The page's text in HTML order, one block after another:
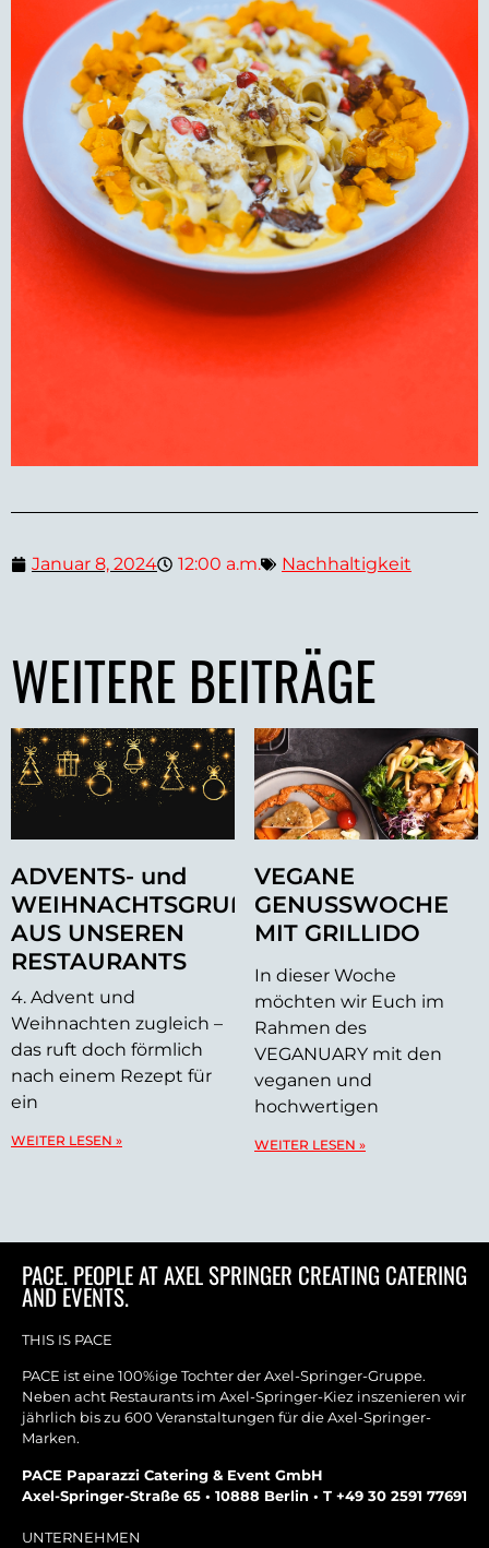
Januar 8, 2024 12:00 a.m. Nachhaltigkeit
WEITERE BEITRÄGE
ADVENTS- und
WEIHNACHTSGRUß
AUS UNSEREN
RESTAURANTS
4. Advent und
Weihnachten zugleich –
das ruft doch förmlich
nach einem Rezept für
ein
WEITER LESEN »
VEGANE
GENUSSWOCHE
MIT GRILLIDO
In dieser Woche
möchten wir Euch im
Rahmen des
VEGANUARY mit den
veganen und
hochwertigen
WEITER LESEN »
PACE. PEOPLE AT AXEL SPRINGER CREATING CATERING
AND EVENTS.
THIS IS PACE
PACE ist eine 100%ige Tochter der Axel-Springer-Gruppe.
Neben acht Restaurants im Axel-Springer-Kiez inszenieren wir
jährlich bis zu 600 Veranstaltungen für die Axel-Springer-
Marken.
PACE Paparazzi Catering & Event GmbH
Axel-Springer-Straße 65 • 10888 Berlin • T +49 30 2591 77691
UNTERNEHMEN